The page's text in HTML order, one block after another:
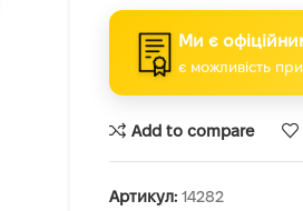
Ми є
є можливість
Add to compare
Артикул: 14282